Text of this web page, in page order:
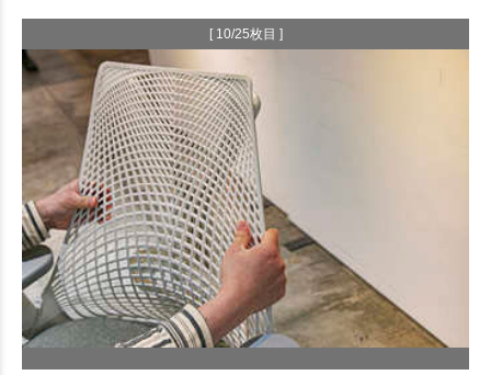
[ 10/25枚目 ]